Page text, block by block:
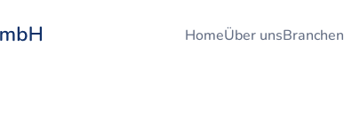
HomeÜber unsBranchen